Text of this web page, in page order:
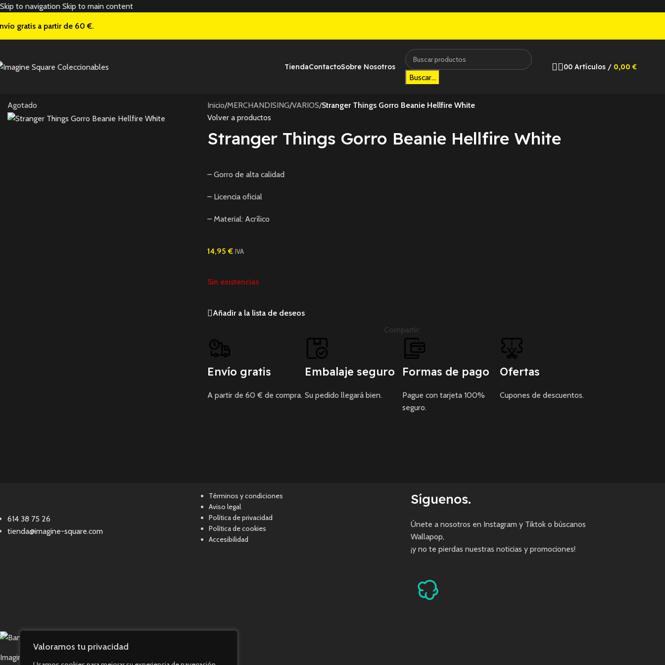
Valoramos tu privacidad
Skip to navigation Skip to main content
gratis a partir de 60 €.
TiendaContactoSobre Nosotros
Buscar...
00 Artículos / 0,00 €
Agotado Inicio/MERCHANDISING/VARIOS/Stranger Things Gorro Beanie Hellfire White
Volver a productos
Stranger Things Gorro Beanie Hellfire White
– Gorro de alta calidad
– Licencia oficial
– Material: Acrílico
14,95€ IVA
Sin existencias
Añadir a la lista de deseos
Compartir:
Envío gratis
A partir de 60 € de compra.
Embalaje seguro
Su pedido llegará bien.
Formas de pago
Pague con tarjeta 100%
seguro.
Ofertas
Cupones de descuentos.
614 38 75 26
tienda@imagine-square.com
Términos y condiciones
Aviso legal
Política de privacidad
Política de cookies
Accesibilidad
Síguenos.
Únete a nosotros en Instagram y Tiktok o búscanos
Wallapop,
¡y no te pierdas nuestras noticias y promociones!
Imagine Square © 2023. Todos los derechos reservados.